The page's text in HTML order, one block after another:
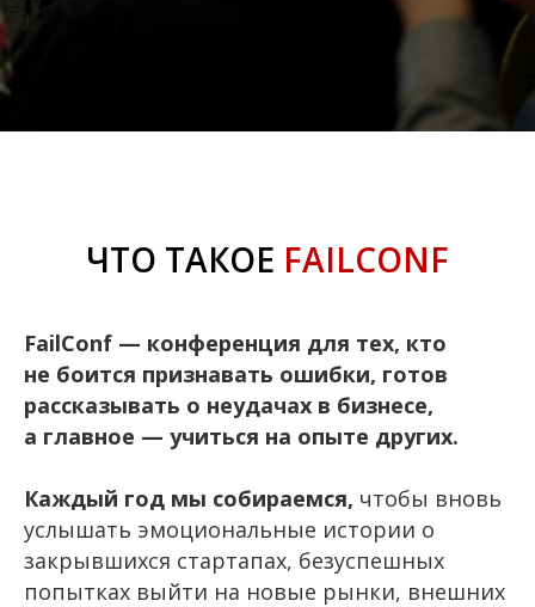
ЧТО ТАКОЕ FAILCONF
FailConf — конференция для тех, кто
не боится признавать ошибки, готов
рассказывать о неудачах в бизнесе,
а главное — учиться на опыте других.
Каждый год мы собираемся, чтобы вновь
услышать эмоциональные истории о
закрывшихся стартапах, безуспешных
попытках выйти на новые рынки, внешних